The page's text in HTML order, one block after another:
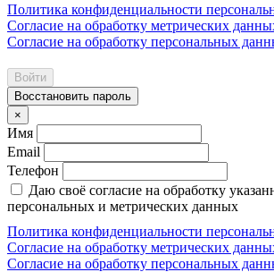
Политика конфиденциальности
Согласие на обработку метрических
Согласие на обработку персональных
Войти
Восстановить пароль
×
Имя
Email
Телефон
Даю своё согласие на обработку
персональных и метрических данных
Политика конфиденциальности
Согласие на обработку метрических
Согласие на обработку персональных